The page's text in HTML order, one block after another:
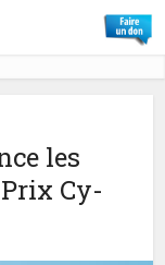
les
Cy-